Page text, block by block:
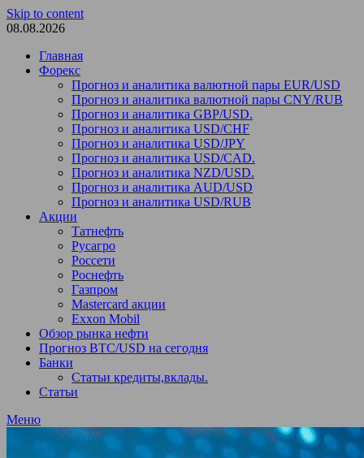
Skip to content
08.08.2026
Главная
Форекс
Прогноз и аналитика валютной пары EUR/USD
Прогноз и аналитика валютной пары CNY/RUB
Прогноз и аналитика GBP/USD.
Прогноз и аналитика USD/CHF
Прогноз и аналитика USD/JPY
Прогноз и аналитика USD/CAD.
Прогноз и аналитика NZD/USD.
Прогноз и аналитика AUD/USD
Прогноз и аналитика USD/RUB
Акции
Татнефть
Русагро
Россети
Роснефть
Газпром
Mastercard акции
Exxon Mobil
Обзор рынка нефти
Прогноз BTC/USD на сегодня
Банки
Статьи кредиты,вклады.
Статьи
Меню